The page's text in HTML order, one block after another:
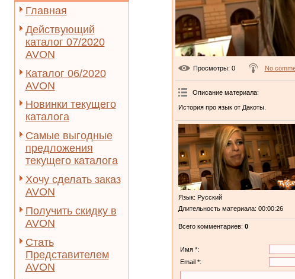
Главная
Действующий
каталог 07/2020
AVON
Каталог 06/2020
AVON
Новинки текущего
каталога
Самые выгодные
предложения
текущего каталога
Хочу сделать заказ
AVON
Получить скидку в
AVON
Стать
Представителем
AVON
Просмотры: 0 No
Описание материала:
История про язык от Дакоты.
Язык: Русский
Длительность материала: 00:00:26
Всего комментариев: 0
Имя *:
Email *: